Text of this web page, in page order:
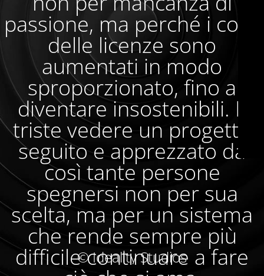
passione, ma perché i costi
delle licenze sono
aumentati in modo
sproporzionato, fino a
diventare insostenibili. È
triste vedere un progetto
seguito e apprezzato da
così tante persone
spegnersi non per sua
scelta, ma per un sistema
che rende sempre più
difficile continuare a fare
© Ideality Studios